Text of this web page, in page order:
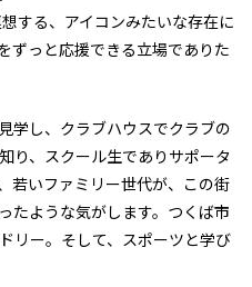
する、アイコンみたいな存在に
ずっと応援できる立場でありた
学し、クラブハウスでクラブの
り、スクール生でありサポータ
若いファミリー世代が、この街
たような気がします。つくば市
リー。そして、スポーツと学び